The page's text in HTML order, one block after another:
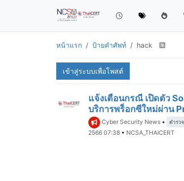
หน้าแรก ป้ายคำศัพท์ hack
เข้าสู่ระบบเพื่อโพสต์
แจ้งเตือนกรณี เปิดตัว
บริการพร็อกซีใหม่ผ่าน
Cyber Security News • ตำรวจ
2566 07:38 • NCSA_THAICERT